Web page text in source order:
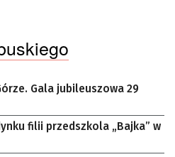
Gala jubileuszowa 29
filii przedszkola „Bajka” w